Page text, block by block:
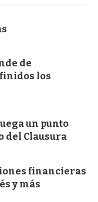
de
los
un punto
del Clausura
financieras
y más